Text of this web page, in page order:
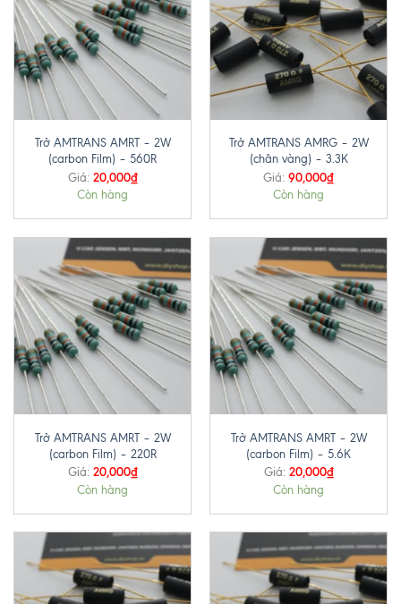
Trở AMTRANS AMRT – 2W
(carbon Film) – 560R
Giá: 20,000₫
Còn hàng
Trở AMTRANS AMRG – 2W
(chân vàng) – 3.3K
Giá: 90,000₫
Còn hàng
Trở AMTRANS AMRT – 2W
(carbon Film) – 220R
Giá: 20,000₫
Còn hàng
Trở AMTRANS AMRT – 2W
(carbon Film) – 5.6K
Giá: 20,000₫
Còn hàng